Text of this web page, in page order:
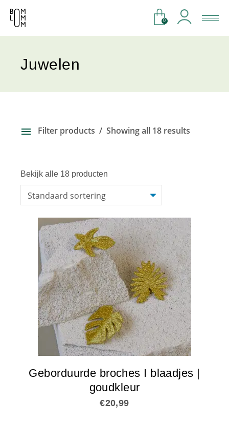
0
Juwelen
Filter products Showing all 18 results
Bekijk alle 18 producten
Geborduurde broches I blaadjes |
goudkleur
€20,99